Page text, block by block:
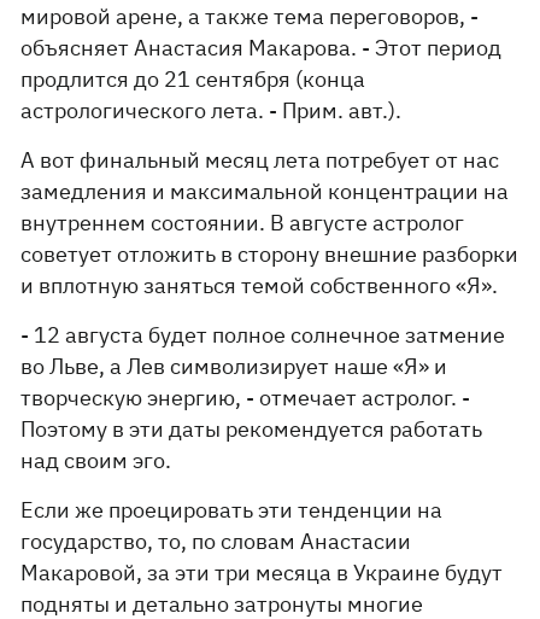
мировой арене, а также тема переговоров, -
объясняет Анастасия Макарова. - Этот период
продлится до 21 сентября (конца
астрологического лета. - Прим. авт.).
А вот финальный месяц лета потребует от нас
замедления и максимальной концентрации на
внутреннем состоянии. В августе астролог
советует отложить в сторону внешние разборки
и вплотную заняться темой собственного «Я».
- 12 августа будет полное солнечное затмение
во Льве, а Лев символизирует наше «Я» и
творческую энергию, - отмечает астролог. -
Поэтому в эти даты рекомендуется работать
над своим эго.
Если же проецировать эти тенденции на
государство, то, по словам Анастасии
Макаровой, за эти три месяца в Украине будут
подняты и детально затронуты многие